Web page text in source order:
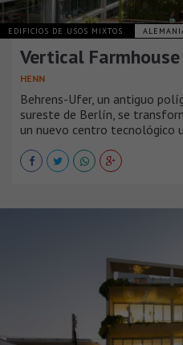
EDIFICIOS DE USOS MIXTOS
Vertical Farmhouse
HENN
Behrens-Ufer, un antiguo
sureste de Berlín, se
un nuevo centro tecnológico